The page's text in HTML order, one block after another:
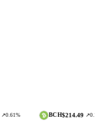
$214.49 ↗0.16%